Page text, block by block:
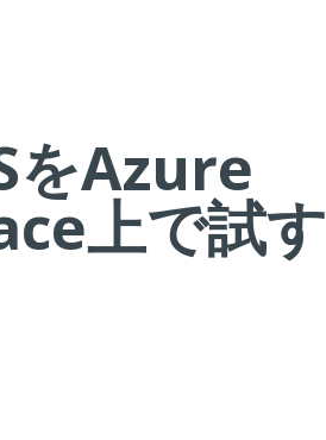
をAzure
上で試す